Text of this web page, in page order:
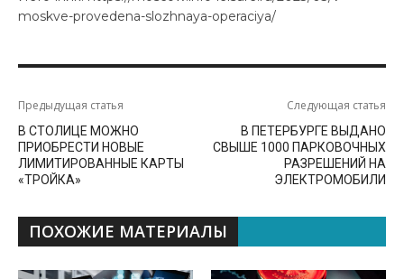
moskve-provedena-slozhnaya-operaciya/
Предыдущая статья
В СТОЛИЦЕ МОЖНО
ПРИОБРЕСТИ НОВЫЕ
ЛИМИТИРОВАННЫЕ КАРТЫ
«ТРОЙКА»
Следующая статья
В ПЕТЕРБУРГЕ ВЫДАНО
СВЫШЕ 1000 ПАРКОВОЧНЫХ
РАЗРЕШЕНИЙ НА
ЭЛЕКТРОМОБИЛИ
ПОХОЖИЕ МАТЕРИАЛЫ